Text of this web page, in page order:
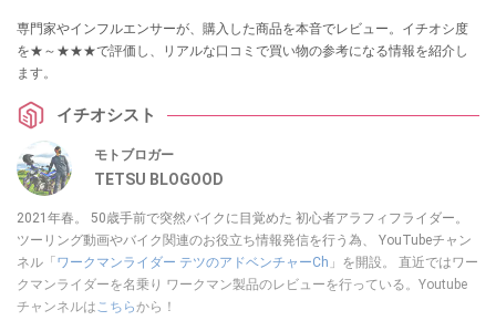
専門家やインフルエンサーが、購入した商品を本音でレビュー。イチオシ度
を★～★★★で評価し、リアルな口コミで買い物の参考になる情報を紹介し
ます。
イチオシスト
モトブロガー
TETSU BLOGOOD
2021年春。 50歳手前で突然バイクに目覚めた 初心者アラフィフライダー。
ツーリング動画やバイク関連のお役立ち情報発信を行う為、 YouTubeチャン
ネル「 ワークマンライダー テツのアドベンチャーCh 」を開設。 直近ではワー
クマンライダーを名乗り ワークマン製品のレビューを行っている。Youtube
チャンネルはこちらから！